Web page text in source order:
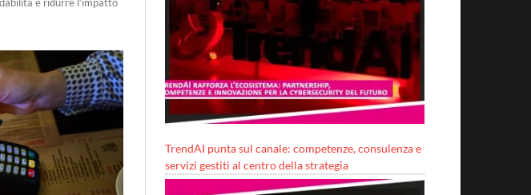
TrendAI punta sul canale: competenze, consulenza e
servizi gestiti al centro della strategia